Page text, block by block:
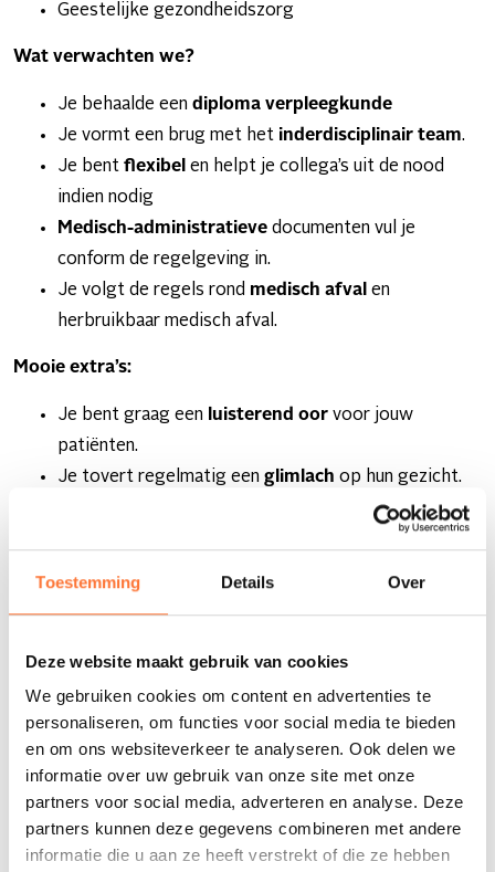
Toestemming Details Over
Deze website maakt gebruik van cookies
We gebruiken cookies om content en advertenties te
personaliseren, om functies voor social media te bieden
en om ons websiteverkeer te analyseren. Ook delen we
informatie over uw gebruik van onze site met onze
partners voor social media, adverteren en analyse. Deze
partners kunnen deze gegevens combineren met andere
informatie die u aan ze heeft verstrekt of die ze hebben
Geestelijke gezondheidszorg
Wat verwachten we?
Je behaalde een diploma verpleegkunde
Je vormt een brug met het inderdisciplinair team.
Je bent flexibel en helpt je collega’s uit de nood
indien nodig
Medisch-administratieve documenten vul je
conform de regelgeving in.
Je volgt de regels rond medisch afval en
herbruikbaar medisch afval.
Mooie extra’s:
Je bent graag een luisterend oor voor jouw
patiënten.
Je tovert regelmatig een glimlach op hun gezicht.
vertellen of een vleugje humor? Dat
Voel jij het al kriebelen? Solliciteer dan makkelijk en snel
online.
OVER DEZE
VACATURE